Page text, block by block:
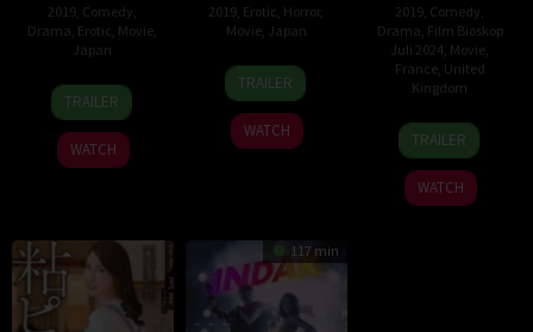
2019 Comedy
Drama Erotic Movie
Japan
12
Jul
2019
Takeshi
Furusawa
TRAILER
WATCH
2019 Erotic Horror,
Movie, Japan
23
Aug
2019
Sato
Amane
TRAILER
WATCH
2019 Comedy
Drama Film Bioskop
Juli 2024 Movie
France, United
Kingdom
19
May
2019
Ariane
Labed
TRAILER
WATCH
117 min